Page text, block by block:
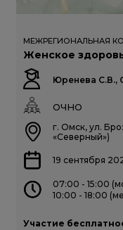
МЕЖРЕГИОНАЛЬНАЯ
Женское
Юренева С.В.,
ОЧНО
г. Омск, ул.
«Северный»)
19 сентября
07:00 - 15:00
10:00 - 18:00
Участие